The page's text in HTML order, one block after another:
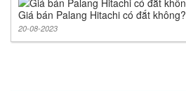
Giá bán Palang Hitachi có đắt không?
20-08-2023